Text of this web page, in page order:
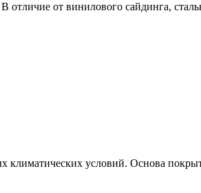
отличие от винилового сайдинга,
климатических условий. Основа